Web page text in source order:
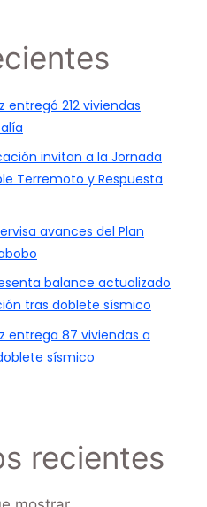
entregó 212 viviendas
invitan a la Jornada
Terremoto y Respuesta
avances del Plan
balance actualizado
tras doblete sísmico
entrega 87 viviendas a
sísmico
recientes